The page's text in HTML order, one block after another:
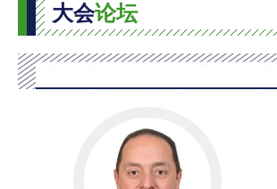
大会论坛